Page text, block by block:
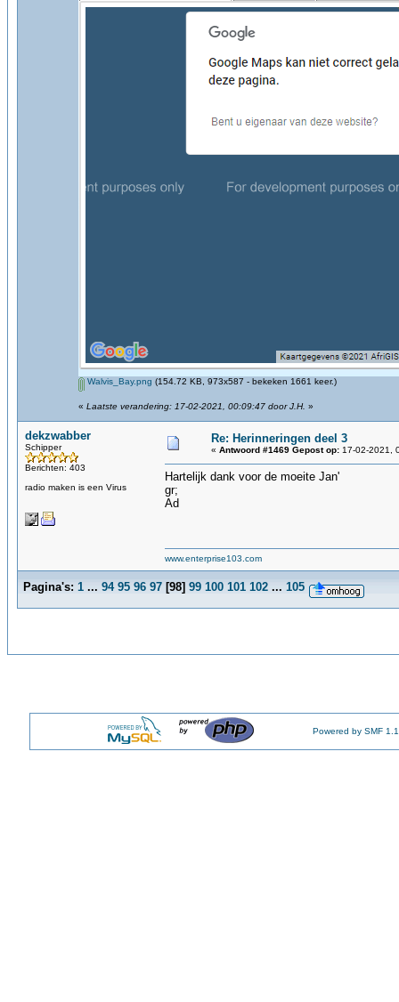
Walvis_Bay.png (154.72 KB, 973x587 - bekeken 1661 keer.)
« Laatste verandering: 17-02-2021, 00:09:47 door J.H. »
dekzwabber
Schipper
Berichten: 403
radio maken is een Virus
Re: Herinneringen deel 3
« Antwoord #1469 Gepost op: 17-02-2021,
Hartelijk dank voor de moeite Jan'
gr;
Ad
www.enterprise103.com
Pagina's: 1 ... 94 95 96 97 [98] 99 100 101 102 ... 105
Powered by SMF